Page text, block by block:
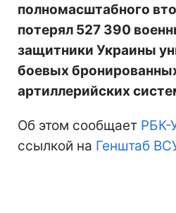
полномасштабного
потерял 527 390
защитники Украины
боевых
артиллерийских
Об этом сообщает РБК-
ссылкой на Генштаб